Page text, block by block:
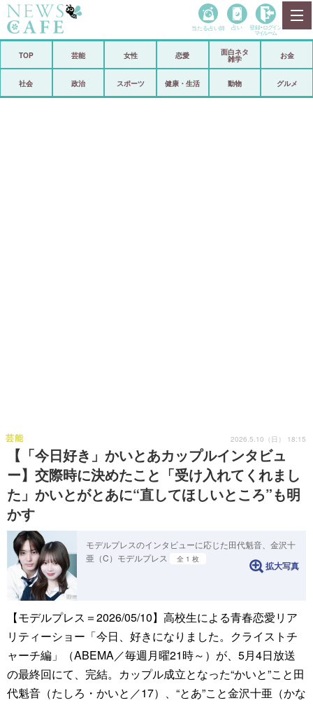
政治
当たる占い師 占い 登録• ログイン
マイルーム
TOP 芸能 女性 恋愛
面白ネタ
雑学
お金
社会 政治 スポーツ 健康・生活 動物 グルメ
【「今日好き」かいとあカップルインタビュ
ー】交際時に決めたこと「受け入れてくれまし
た」かいとがとあに“直してほしいところ”も明
かす
芸能 2026.5.10（日） 18:15
モデルプレスのインタビューに応じた田代魁音、金沢十
亜（C）モデルプレス
全 1 枚
拡大写真
【モデルプレス＝2026/05/10】高校生による青春恋愛リア
リティーショー「今日、好きになりました。クライストチ
ャーチ編」（ABEMA／毎週月曜21時～）が、5月4日放送
の最終回にて、完結。カップル成立となった“かいと”こと田
代魁音（たしろ・かいと／17）、“とあ”こと金沢十亜（かな